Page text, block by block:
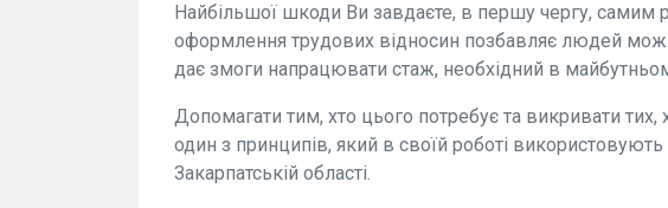
Найбільшої шкоди Ви завдаєте, в першу чергу, самим
оформлення трудових відносин позбавляє людей
дає змоги напрацювати стаж, необхідний в
Допомагати тим, хто цього потребує та викривати
один з принципів, який в своїй роботі
Закарпатській області.